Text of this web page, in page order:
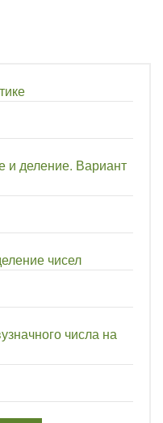
и деление. Вариант
чисел
числа на